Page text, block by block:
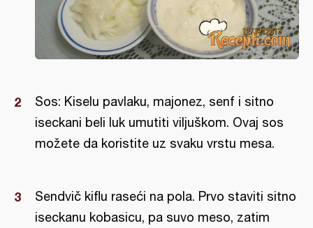
Sos: Kiselu pavlaku, majonez, senf i sitno
iseckani beli luk umutiti viljuškom. Ovaj sos
možete da koristite uz svaku vrstu mesa.
Sendvič kiflu raseći na pola. Prvo staviti sitno
iseckanu kobasicu, pa suvo meso, zatim